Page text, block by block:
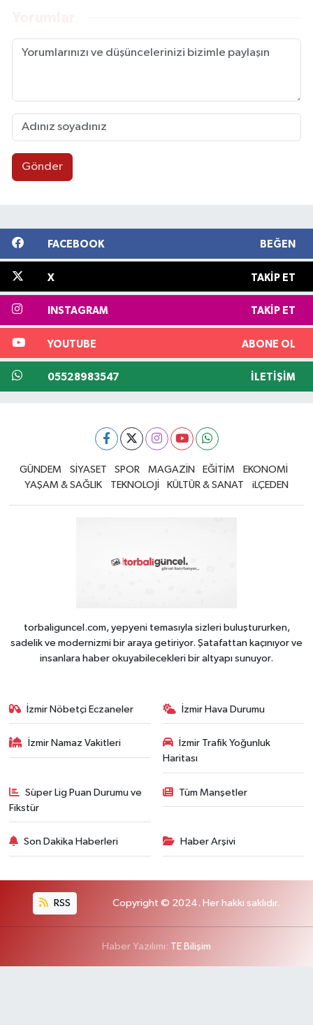
Gönder
FACEBOOK BEĞEN
X TAKIP ET
INSTAGRAM TAKIP ET
YOUTUBE ABONE OL
05528983547 İLETIŞIM
GÜNDEM SİYASET SPOR MAGAZİN EĞİTİM
EKONOMİ
YAŞAM & SAĞLIK
TEKNOLOJİ KÜLTÜR & SANAT iLÇEDEN
torbaliguncel.com, yepyeni temasıyla sizleri buluştururken,
sadelik ve modernizmi bir araya getiriyor. Şatafattan kaçınıyor ve
insanlara haber okuyabilecekleri bir altyapı sunuyor.
İzmir Nöbetçi Eczaneler İzmir Hava Durumu
İzmir Namaz Vakitleri
İzmir Trafik Yoğunluk
Haritası
Süper Lig Puan Durumu ve
Fikstür
Tüm Manşetler
Son Dakika Haberleri Haber Arşivi
RSS Copyright © 2024. Her hakkı saklıdır.
Haber Yazılımı: TE Bilişim